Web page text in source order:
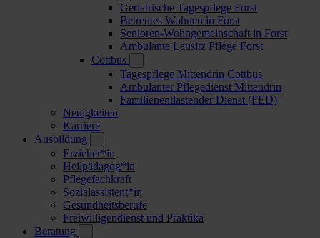
Geriatrische Tagespflege Forst
Betreutes Wohnen in Forst
Senioren-Wohngemeinschaft in Forst
Ambulante Lausitz Pflege Forst
Cottbus
Tagespflege Mittendrin Cottbus
Ambulanter Pflegedienst Mittendrin
Familienentlastender Dienst (FED)
Neuigkeiten
Karriere
Ausbildung
Erzieher*in
Heilpädagog*in
Pflegefachkraft
Sozialassistent*in
Gesundheitsberufe
Freiwilligendienst und Praktika
Beratung